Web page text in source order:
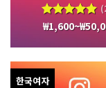
5 중에서
4.83
평가됨
₩1,600~₩
한국여자